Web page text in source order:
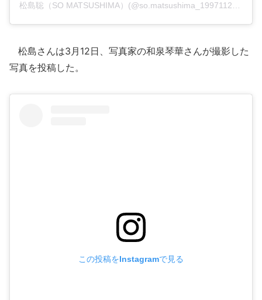
松島聡（SO MATSUSHIMA）(@so.matsushima_19971127)がシェアした投稿
松島さんは3月12日、写真家の和泉琴華さんが撮影した
写真を投稿した。
この投稿をInstagramで見る